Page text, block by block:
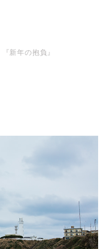
『新年の抱負』